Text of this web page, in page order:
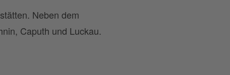
Neben dem
Caputh und Luckau.